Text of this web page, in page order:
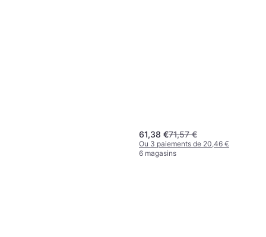
61,38 €71,57 €
Ou 3 paiements de 20,46 €
6 magasins